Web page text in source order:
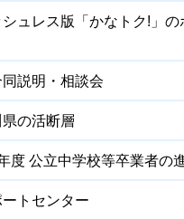
シュレス版「かなトク!」
説明・相談会
の活断層
度 公立中学校等卒業者の
トセンター